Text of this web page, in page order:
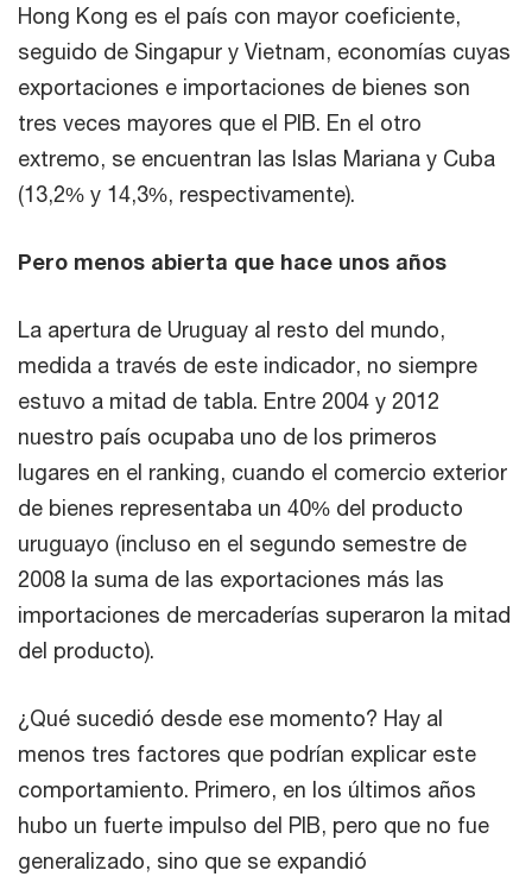
Hong Kong es el país con mayor coeficiente,
seguido de Singapur y Vietnam, economías cuyas
exportaciones e importaciones de bienes son
tres veces mayores que el PIB. En el otro
extremo, se encuentran las Islas Mariana y Cuba
(13,2% y 14,3%, respectivamente).
Pero menos abierta que hace unos años
La apertura de Uruguay al resto del mundo,
medida a través de este indicador, no siempre
estuvo a mitad de tabla. Entre 2004 y 2012
nuestro país ocupaba uno de los primeros
lugares en el ranking, cuando el comercio exterior
de bienes representaba un 40% del producto
uruguayo (incluso en el segundo semestre de
2008 la suma de las exportaciones más las
importaciones de mercaderías superaron la mitad
del producto).
¿Qué sucedió desde ese momento? Hay al
menos tres factores que podrían explicar este
comportamiento. Primero, en los últimos años
hubo un fuerte impulso del PIB, pero que no fue
generalizado, sino que se expandió